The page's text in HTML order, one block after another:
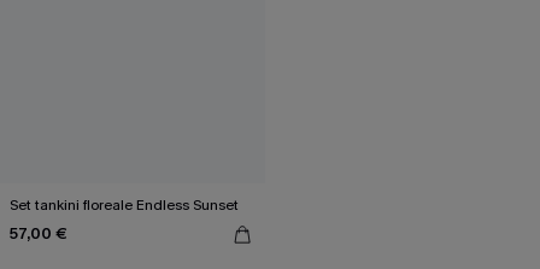
Set tankini floreale Endless Sunset
57,00 €